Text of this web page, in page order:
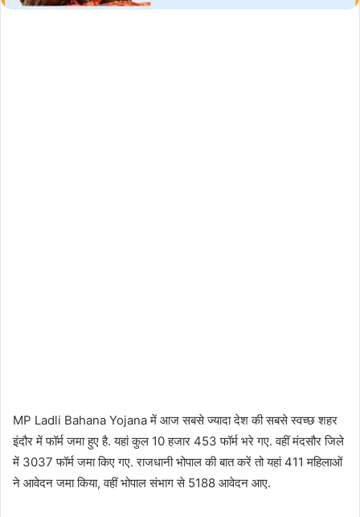
MP Ladli Bahana Yojana में आज सबसे ज्यादा देश की सबसे स्वच्छ शहर
इंदौर में फॉर्म जमा हुए है. यहां कुल 10 हजार 453 फॉर्म भरे गए. वहीं मंदसौर जिले
में 3037 फॉर्म जमा किए गए. राजधानी भोपाल की बात करें तो यहां 411 महिलाओं
ने आवेदन जमा किया, वहीं भोपाल संभाग से 5188 आवेदन आए.